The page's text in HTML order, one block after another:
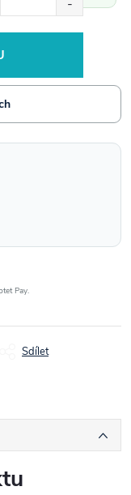
Pay.
Sdílet